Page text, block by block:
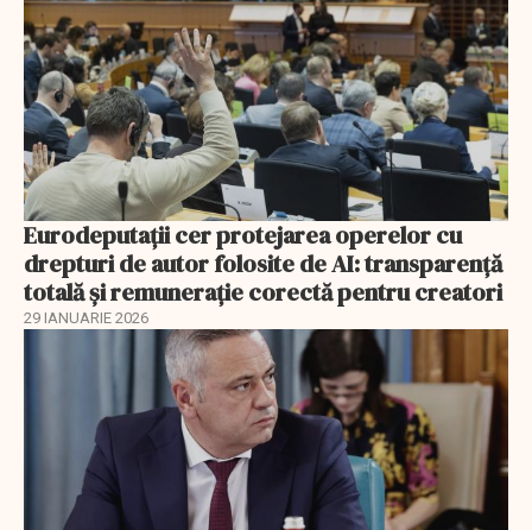
Eurodeputații cer protejarea operelor cu
drepturi de autor folosite de AI: transparență
totală și remunerație corectă pentru creatori
29 IANUARIE 2026